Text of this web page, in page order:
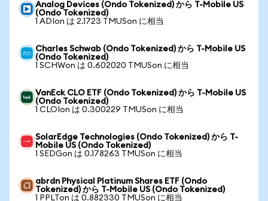
Analog Devices (Ondo Tokenized) から T-Mobile US
(Ondo Tokenized)
1 ADIon は 2.1723 TMUSon に相当
Charles Schwab (Ondo Tokenized) から T-Mobile US
(Ondo Tokenized)
1 SCHWon は 0.602020 TMUSon に相当
VanEck CLO ETF (Ondo Tokenized) から T-Mobile US
(Ondo Tokenized)
1 CLOIon は 0.300229 TMUSon に相当
SolarEdge Technologies (Ondo Tokenized) から T-
Mobile US (Ondo Tokenized)
1 SEDGon は 0.178263 TMUSon に相当
abrdn Physical Platinum Shares ETF (Ondo
Tokenized) から T-Mobile US (Ondo Tokenized)
1 PPLTon は 0.882330 TMUSon に相当